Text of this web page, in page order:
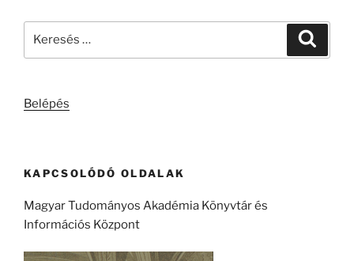
Belépés
KAPCSOLÓDÓ OLDALAK
Magyar Tudományos Akadémia Könyvtár és
Információs Központ